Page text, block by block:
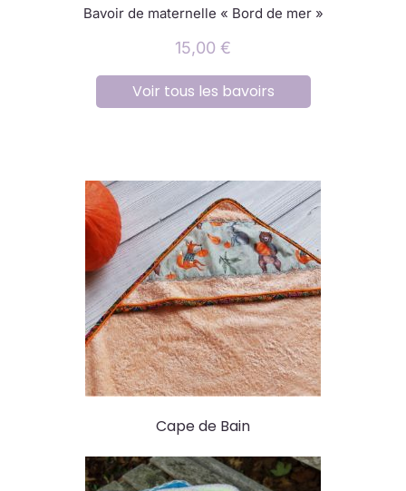
Bavoir de maternelle « Bord de mer »
15,00 €
Voir tous les bavoirs
Cape de Bain